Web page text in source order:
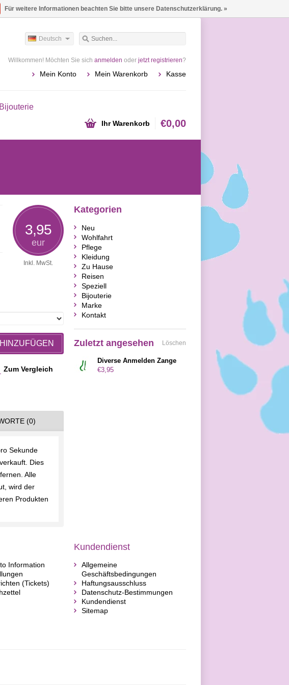
Deutsch
Willkommen! Möchten Sie sich anmelden oder jetzt registrieren?
Mein Konto Mein Warenkorb Kasse
Bijouterie
Ihr Warenkorb €0,00
3,95
eur
Inkl. MwSt.
Zum Vergleich
(0)
Sekunde
Dies
Alle
wird der
Produkten
Kategorien
Neu
Wohlfahrt
Pflege
Kleidung
Zu Hause
Reisen
Speziell
Bijouterie
Marke
Kontakt
Zuletzt angesehen Löschen
Diverse Anmelden Zange
€3,95
Information
(Tickets)
Kundendienst
Allgemeine
Geschäftsbedingungen
Haftungsausschluss
Datenschutz-Bestimmungen
Kundendienst
Sitemap
Für weitere Informationen beachten Sie bitte unsere Datenschutzerklärung. »